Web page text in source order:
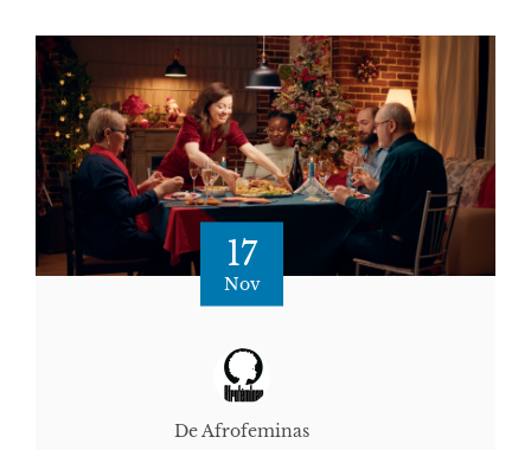
17
Nov
De Afrofeminas